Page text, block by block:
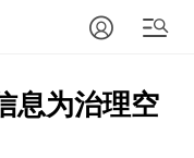
息为治理空